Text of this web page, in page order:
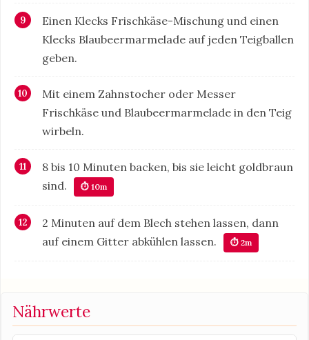
Einen Klecks Frischkäse-Mischung und einen
Klecks Blaubeermarmelade auf jeden Teigballen
geben.
Mit einem Zahnstocher oder Messer
Frischkäse und Blaubeermarmelade in den Teig
wirbeln.
8 bis 10 Minuten backen, bis sie leicht goldbraun
sind.
⏱ 10m
2 Minuten auf dem Blech stehen lassen, dann
auf einem Gitter abkühlen lassen.
⏱ 2m
Nährwerte